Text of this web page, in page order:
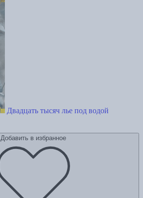
Двадцать тысяч лье под водой
Добавить в избранное